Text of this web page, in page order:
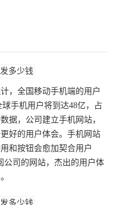
，全国移动手机端的用户
手机用户将到达48亿，占
据，公司建立手机网站，
好的用户体会。手机网站
和按钮会愈加契合用户
公司的网站，杰出的用户体